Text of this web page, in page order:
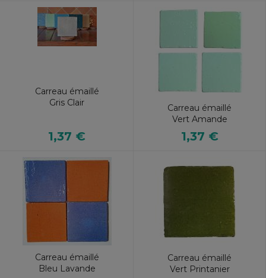
Carreau émaillé
Gris Clair
1,37 €
Carreau émaillé
Vert Amande
1,37 €
Carreau émaillé
Bleu Lavande
Carreau émaillé
Vert Printanier